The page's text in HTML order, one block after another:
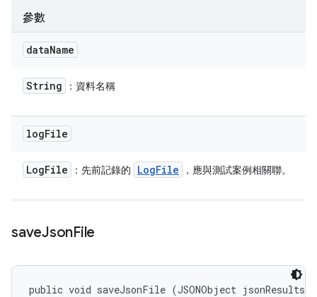
參數
dataName
String ：資料名稱
logFile
LogFile ：先前記錄的 LogFile ，應與測試案例相關聯。
saveJsonFile
public void saveJsonFile (JSONObject jsonResults)